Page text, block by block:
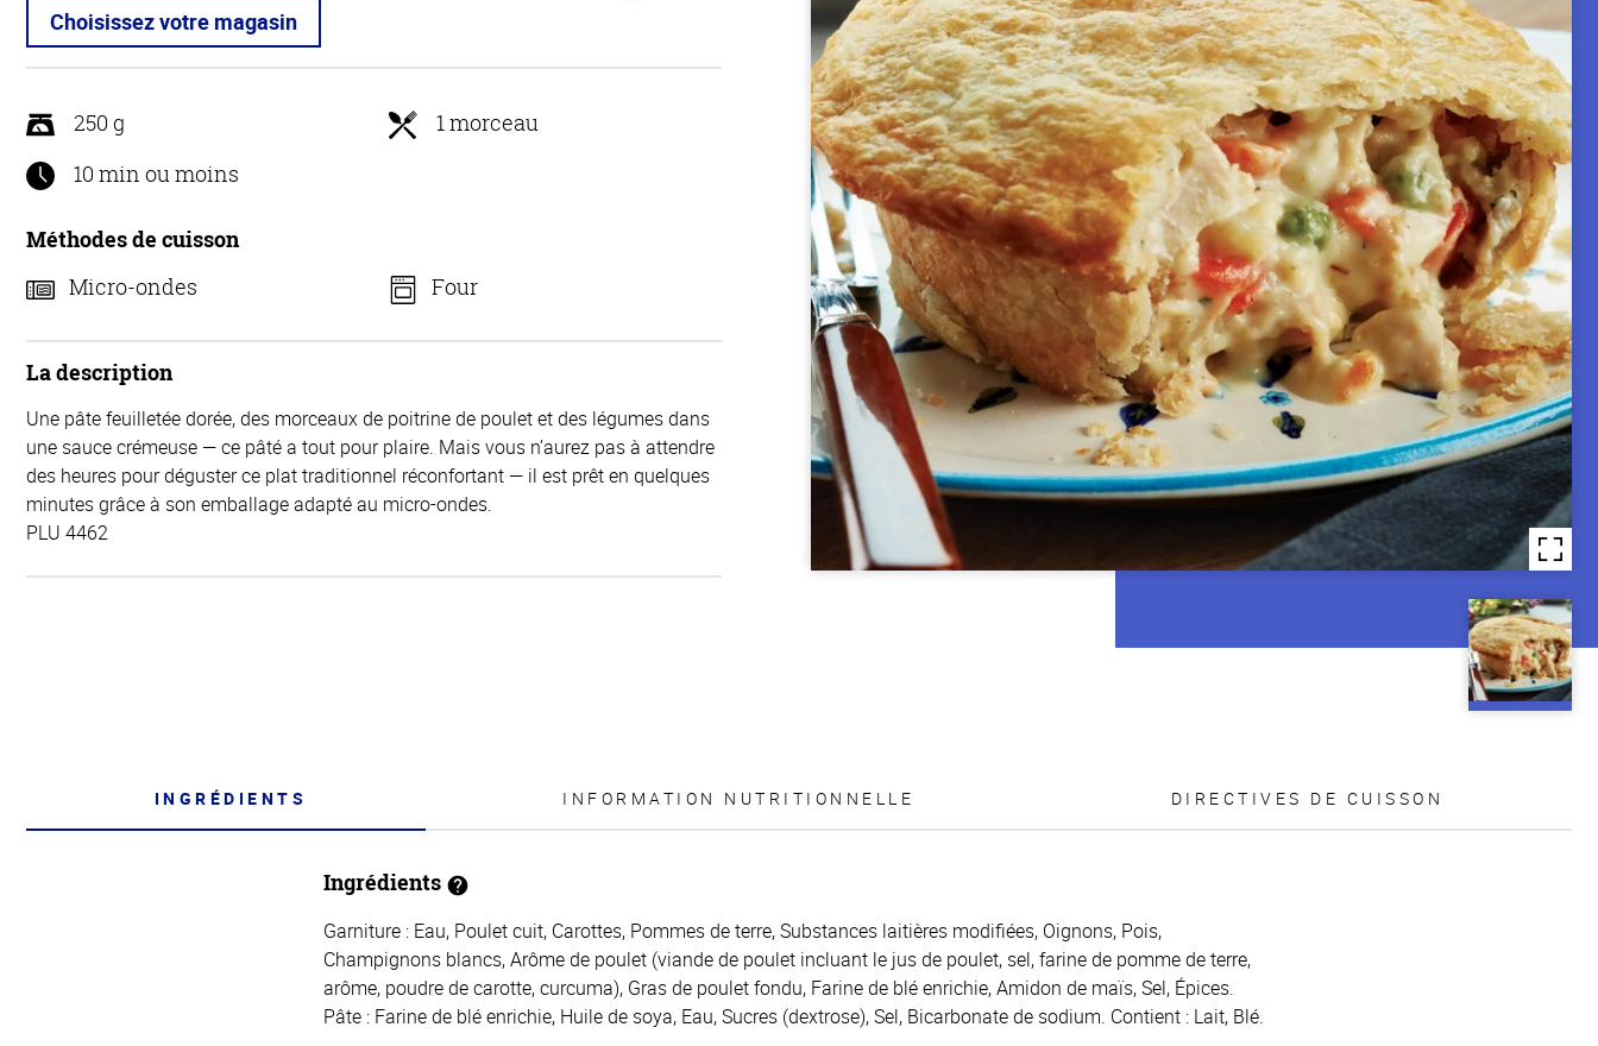
Choisissez votre magasin
250 g
1 morceau
10 min ou moins
Méthodes de cuisson
Micro-ondes
Four
La description
Une pâte feuilletée dorée, des morceaux de poitrine de poulet et des légumes dans
une sauce crémeuse — ce pâté a tout pour plaire. Mais vous n’aurez pas à attendre
des heures pour déguster ce plat traditionnel réconfortant — il est prêt en quelques
minutes grâce à son emballage adapté au micro-ondes.
PLU 4462
INGRÉDIENTS INFORMATION NUTRITIONNELLE DIRECTIVES DE CUISSON
Ingrédients
Garniture : Eau, Poulet cuit, Carottes, Pommes de terre, Substances laitières modifiées, Oignons, Pois,
Champignons blancs, Arôme de poulet (viande de poulet incluant le jus de poulet, sel, farine de pomme de terre,
arôme, poudre de carotte, curcuma), Gras de poulet fondu, Farine de blé enrichie, Amidon de maïs, Sel, Épices.
Pâte : Farine de blé enrichie, Huile de soya, Eau, Sucres (dextrose), Sel, Bicarbonate de sodium. Contient : Lait, Blé.